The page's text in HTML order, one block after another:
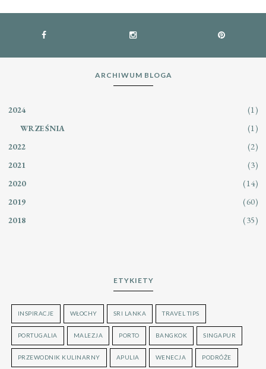
ARCHIWUM BLOGA
2024 (1)
WRZEŚNIA (1)
2022 (2)
2021 (3)
2020 (14)
2019 (60)
2018 (35)
ETYKIETY
INSPIRACJE WŁOCHY SRI LANKA TRAVEL TIPS
PORTUGALIA MALEZJA PORTO BANGKOK SINGAPUR
PRZEWODNIK KULINARNY APULIA WENECJA PODRÓŻE